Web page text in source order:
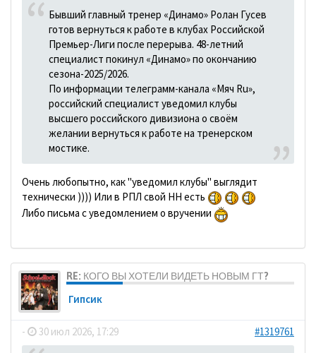
Бывший главный тренер «Динамо» Ролан Гусев
готов вернуться к работе в клубах Российской
Премьер-Лиги после перерыва. 48-летний
специалист покинул «Динамо» по окончанию
сезона-2025/2026.
По информации телеграмм-канала «Мяч Ru»,
российский специалист уведомил клубы
высшего российского дивизиона о своём
желании вернуться к работе на тренерском
мостике.
Очень любопытно, как "уведомил клубы" выглядит
технически )))) Или в РПЛ свой HH есть
Либо письма с уведомлением о вручении
RE: КОГО ВЫ ХОТЕЛИ ВИДЕТЬ НОВЫМ ГТ?
Гипсик
- 30 июл 2026, 17:29 #1319761